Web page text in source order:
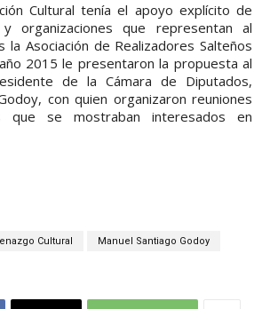
Cultural tenía el apoyo explícito de
organizaciones que representan al
Asociación de Realizadores Salteños
2015 le presentaron la propuesta al
de la Cámara de Diputados,
con quien organizaron reuniones
que se mostraban interesados en
Cultural Manuel Santiago Godoy